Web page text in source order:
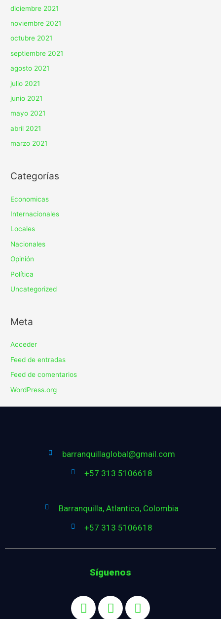
diciembre 2021
noviembre 2021
octubre 2021
septiembre 2021
agosto 2021
julio 2021
junio 2021
mayo 2021
abril 2021
marzo 2021
Categorías
Economicas
Internacionales
Locales
Nacionales
Opinión
Política
Uncategorized
Meta
Acceder
Feed de entradas
Feed de comentarios
WordPress.org
barranquillaglobal@gmail.com
+57 313 5106618
Barranquilla, Atlantico, Colombia
+57 313 5106618
Síguenos